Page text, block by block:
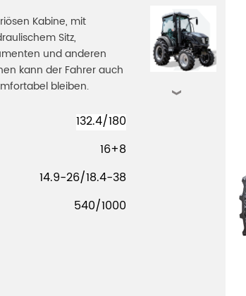
Kabine, mit
Sitz,
und anderen
kann der Fahrer auch
bleiben.
132.4/180
16+8
14.9-26/18.4-38
540/1000
›